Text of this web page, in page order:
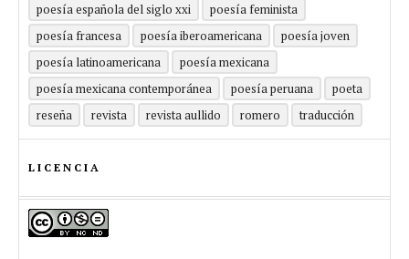
poesía española del siglo xxi
poesía feminista
poesía francesa
poesía iberoamericana
poesía joven
poesía latinoamericana
poesía mexicana
poesía mexicana contemporánea
poesía peruana
poeta
reseña
revista revista aullido romero traducción
LICENCIA